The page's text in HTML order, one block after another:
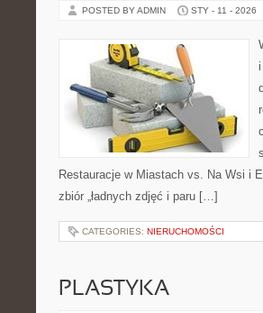
POSTED BY ADMIN STY - 11 - 2026
Restauracje w Miastach vs. Na Wsi i
zbiór „ładnych zdjęć i paru […]
CATEGORIES: NIERUCHOMOŚCI
PLASTYKA